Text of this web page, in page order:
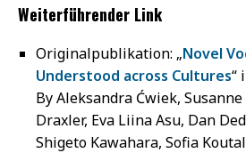
Weiterführender Link
Originalpublikation: „Novel
Understood across Cultures“
By Aleksandra Ćwiek,
Draxler, Eva Liina Asu, Dan
Shigeto Kawahara, Sofia